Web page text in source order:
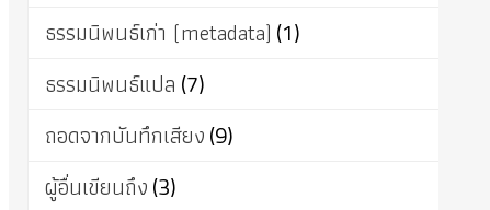
ธรรมนิพนธ์เก่า (metadata) (1)
ธรรมนิพนธ์แปล (7)
ถอดจากบันทึกเสียง(9)
ผู้อื่นเขียนถึง(3)